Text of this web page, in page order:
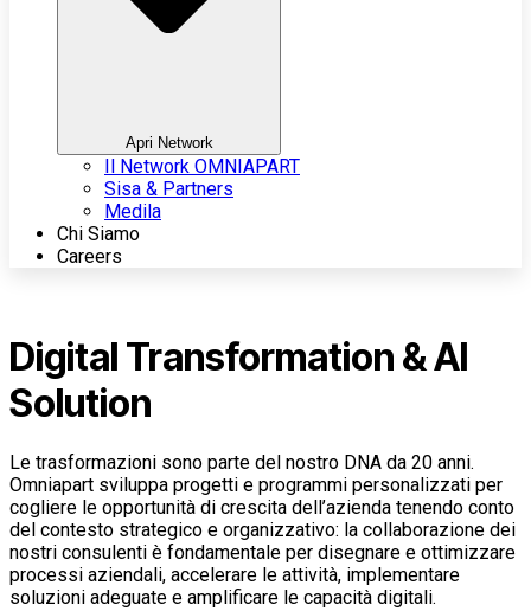
Apri Network
Il Network OMNIAPART
Sisa & Partners
Medila
Chi Siamo
Careers
Digital Transformation & AI
Solution
Le trasformazioni sono parte del nostro DNA da 20 anni.
Omniapart sviluppa progetti e programmi personalizzati per
cogliere le opportunità di crescita dell’azienda tenendo conto
del contesto strategico e organizzativo: la collaborazione dei
nostri consulenti è fondamentale per disegnare e ottimizzare
processi aziendali, accelerare le attività, implementare
soluzioni adeguate e amplificare le capacità digitali.